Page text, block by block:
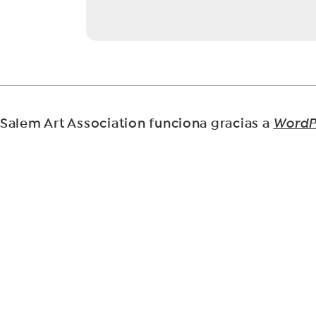
Salem Art Association funciona gracias a